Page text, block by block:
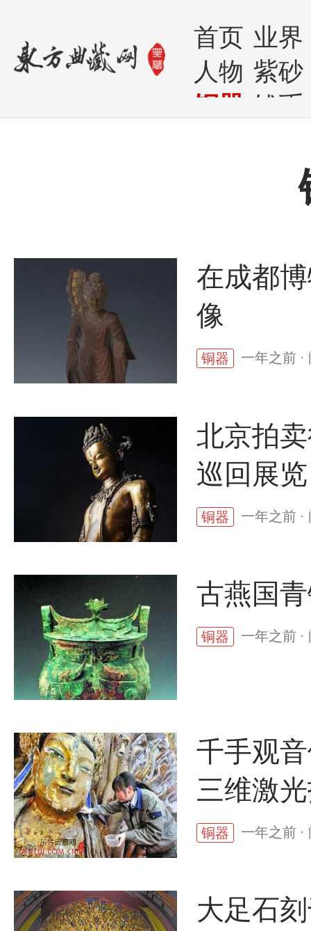
首页 业界
人物 紫砂
铜器 钱币
在成都
像
铜器 一年之前 ·
北京拍
巡回展览
铜器 一年之前 ·
古燕国
铜器 一年之前 ·
千手观
三维激
铜器 一年之前 ·
大足石